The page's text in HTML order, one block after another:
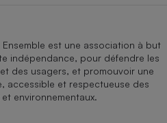
est une association à but
indépendance, pour défendre les
des usagers, et promouvoir une
accessible et respectueuse des
environnementaux.